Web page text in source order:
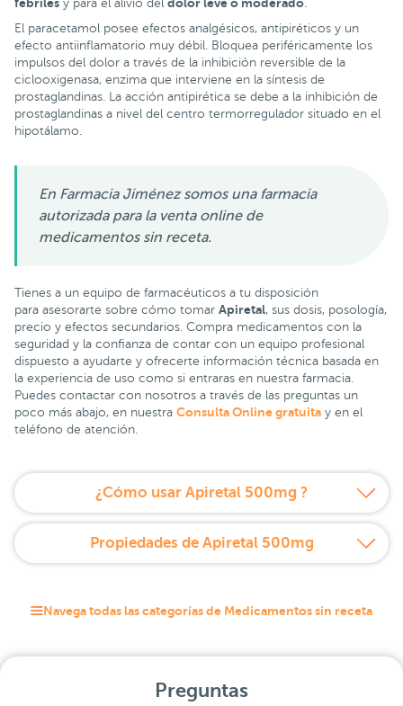
y para el alivio del
El paracetamol posee efectos analgésicos, antipiréticos y un
efecto antiinflamatorio muy débil. Bloquea periféricamente los
impulsos del dolor a través de la inhibición reversible de la
ciclooxigenasa, enzima que interviene en la síntesis de
prostaglandinas. La acción antipirética se debe a la inhibición de
prostaglandinas a nivel del centro termorregulador situado en el
hipotálamo.
En Farmacia Jiménez somos una farmacia
autorizada para la venta online de
medicamentos sin receta.
Tienes a un equipo de farmacéuticos a tu disposición
para asesorarte sobre cómo tomar Apiretal, sus dosis, posología,
precio y efectos secundarios. Compra medicamentos con la
seguridad y la confianza de contar con un equipo profesional
dispuesto a ayudarte y ofrecerte información técnica basada en
la experiencia de uso como si entraras en nuestra farmacia.
Puedes contactar con nosotros a través de las preguntas un
poco más abajo, en nuestra Consulta Online gratuita y en el
teléfono de atención.
¿Cómo usar Apiretal 500mg ?
Propiedades de Apiretal 500mg
Navega todas las categorías de Medicamentos sin receta
Preguntas